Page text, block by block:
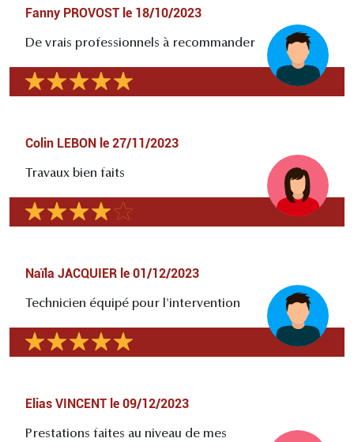
Fanny PROVOST le 18/10/2023
De vrais professionnels à recommander
Colin LEBON le 27/11/2023
Travaux bien faits
Naïla JACQUIER le 01/12/2023
Technicien équipé pour l'intervention
Elias VINCENT le 09/12/2023
Prestations faites au niveau de mes